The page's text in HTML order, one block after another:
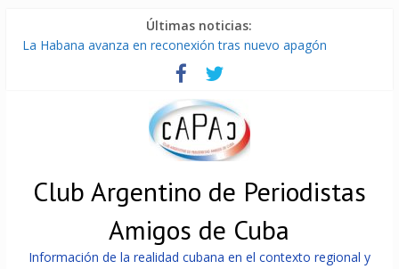
Últimas noticias:
La Habana avanza en reconexión tras nuevo apagón
Brutal represión contra los que marchan para que no se
Distribuyen en Cuba Equipos fotovoltaicos recibidos desde
Milei firmó memorándum con EE.UU sin informarlo
China presenta robots que pueden razonar, moverse y asistir
a personas
Club Argentino de Periodistas
Amigos de Cuba
Información de la realidad cubana en el contexto regional y